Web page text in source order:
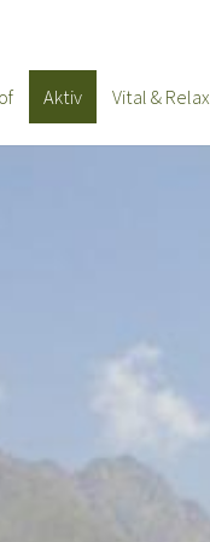
Aktiv Vital & Relax